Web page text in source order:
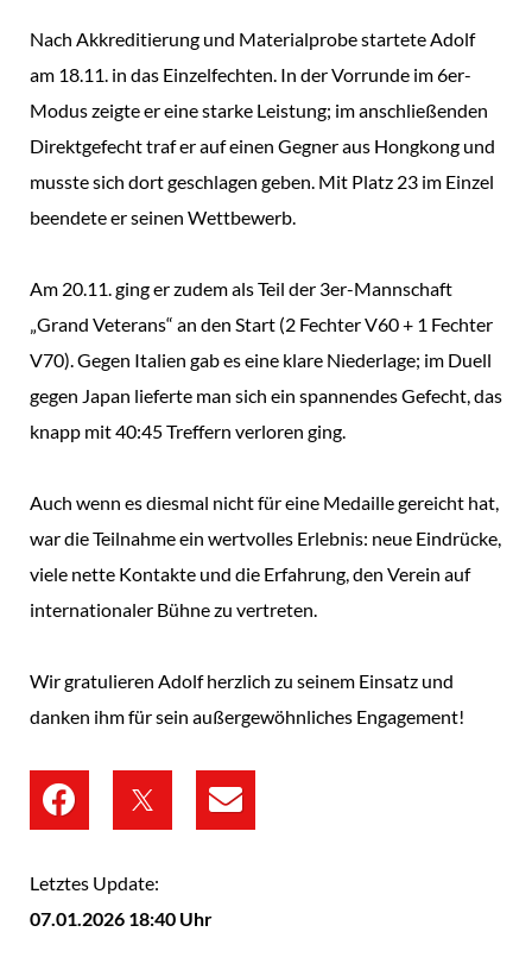
Nach Akkreditierung und Materialprobe startete Adolf
am 18.11. in das Einzelfechten. In der Vorrunde im 6er-
Modus zeigte er eine starke Leistung; im anschließenden
Direktgefecht traf er auf einen Gegner aus Hongkong und
musste sich dort geschlagen geben. Mit Platz 23 im Einzel
beendete er seinen Wettbewerb.
Am 20.11. ging er zudem als Teil der 3er-Mannschaft
„Grand Veterans“ an den Start (2 Fechter V60 + 1 Fechter
V70). Gegen Italien gab es eine klare Niederlage; im Duell
gegen Japan lieferte man sich ein spannendes Gefecht, das
knapp mit 40:45 Treffern verloren ging.
Auch wenn es diesmal nicht für eine Medaille gereicht hat,
war die Teilnahme ein wertvolles Erlebnis: neue Eindrücke,
viele nette Kontakte und die Erfahrung, den Verein auf
internationaler Bühne zu vertreten.
Wir gratulieren Adolf herzlich zu seinem Einsatz und
danken ihm für sein außergewöhnliches Engagement!
Letztes Update:
07.01.2026 18:40 Uhr